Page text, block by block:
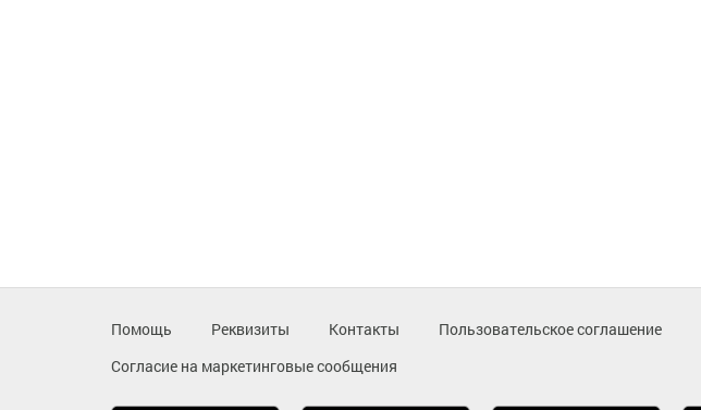
Помощь Реквизиты Контакты Пользовательское соглашение
Согласие на маркетинговые сообщения